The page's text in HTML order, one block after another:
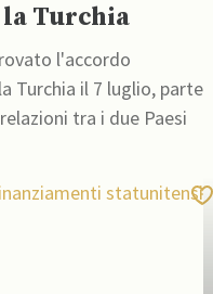
la Turchia
l'accordo
Turchia il 7 luglio, parte
tra i due Paesi